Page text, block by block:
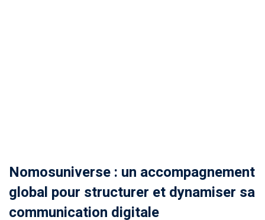
Nomosuniverse : un accompagnement
global pour structurer et dynamiser sa
communication digitale